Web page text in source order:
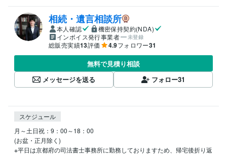
相続・遺言相談所
本人確認
機密保持契約(NDA)
インボイス発行事業者
未登録
総販売実績13評価 4.9フォロワー31
無料で見積り相談
メッセージを送る
フォロー31
スケジュール
月～土日祝：9：00～18：00
(お盆・正月除く)
※平日は京都府の司法書士事務所に勤務しておりますため、帰宅後折り返